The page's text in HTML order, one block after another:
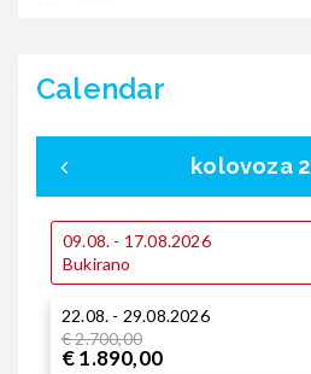
Calendar
kolovoza
09.08. - 17.08.2026
Bukirano
22.08. - 29.08.2026
€ 2.700,00
€ 1.890,00